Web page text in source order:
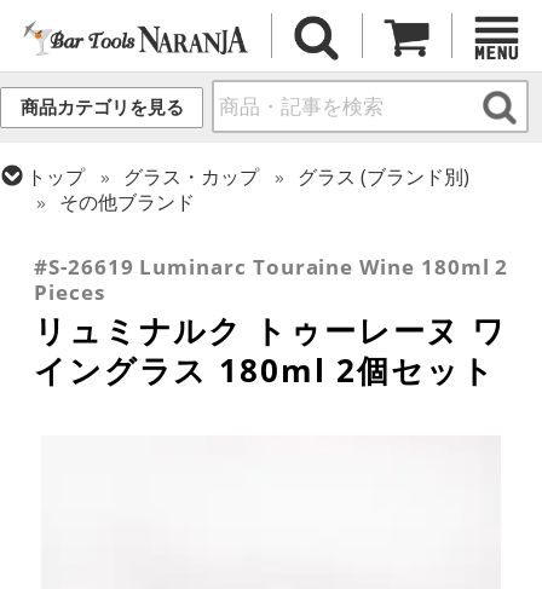
商品カテゴリを見る
トップ グラス・カップ
グラス (ブランド別)
その他ブランド
ワイングラス
#S-26619 Luminarc Touraine Wine 180ml 2
Pieces
リュミナルク トゥーレーヌ ワ
イングラス 180ml 2個セット